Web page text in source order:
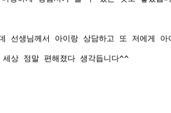
생님께서 아이랑 상담하고 또 저에게
상 정말 편해졌다 생각듭니다^^